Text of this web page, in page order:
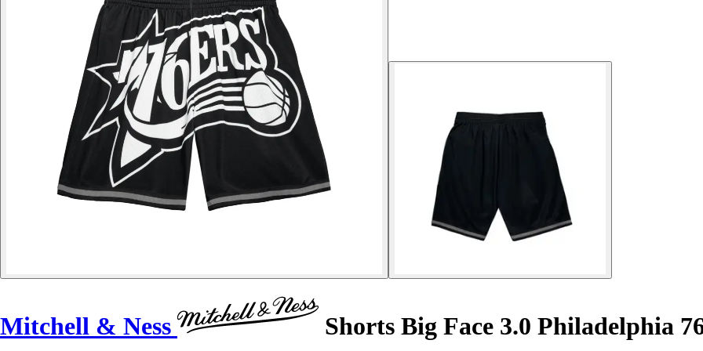
Mitchell & Ness Shorts Big Face 3.0 Philadelphia